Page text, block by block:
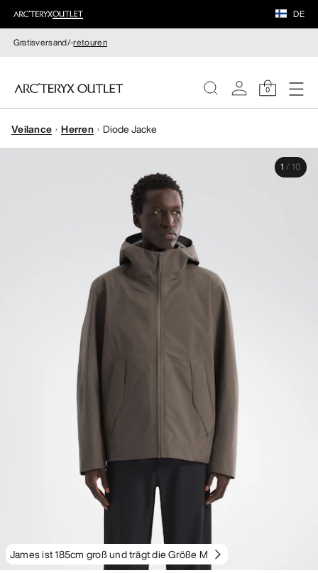
DE
Gratisversand/-retouren
0
DAMEN
Veilance Herren Diode Jacke
James ist 185cm groß und trägt die Größe M
1 / 10